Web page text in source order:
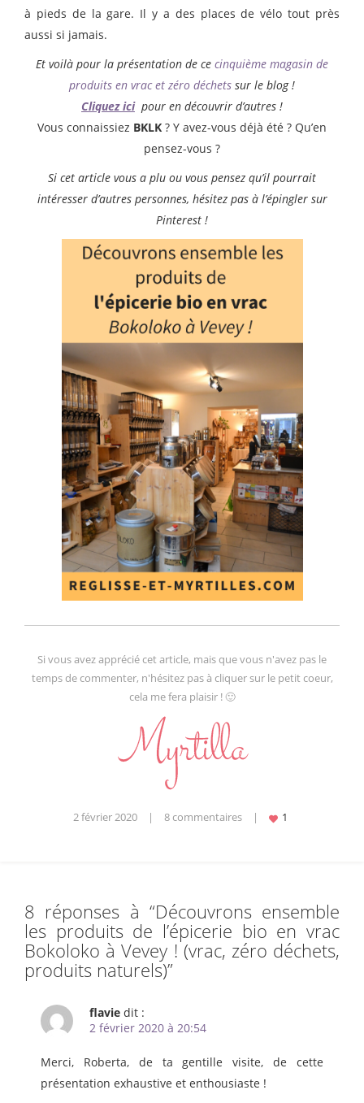
à pieds de la gare. Il y a des places de vélo tout près
aussi si jamais.
Et voilà pour la présentation de ce cinquième magasin de
produits en vrac et zéro déchets sur le blog !
Cliquez ici pour en découvrir d’autres !
Vous connaissiez BKLK ? Y avez-vous déjà été ? Qu’en
pensez-vous ?
Si cet article vous a plu ou vous pensez qu’il pourrait
intéresser d’autres personnes, hésitez pas à l’épingler sur
Pinterest !
Si vous avez apprécié cet article, mais que vous n'avez pas le
temps de commenter, n'hésitez pas à cliquer sur le petit coeur,
cela me fera plaisir ! 🙂
2 février 2020 | 8 commentaires |
8 réponses à “Découvrons ensemble
les produits de l’épicerie bio en vrac
Bokoloko à Vevey ! (vrac, zéro déchets,
produits naturels)”
flavie dit :
2 février 2020 à 20:54
Merci, Roberta, de ta gentille visite, de cette
présentation exhaustive et enthousiaste !